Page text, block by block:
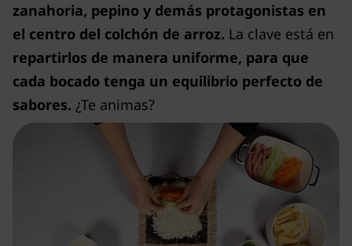
zanahoria, pepino y demás protagonistas en
el centro del colchón de arroz. La clave está en
repartirlos de manera uniforme, para que
cada bocado tenga un equilibrio perfecto de
sabores. ¿Te animas?